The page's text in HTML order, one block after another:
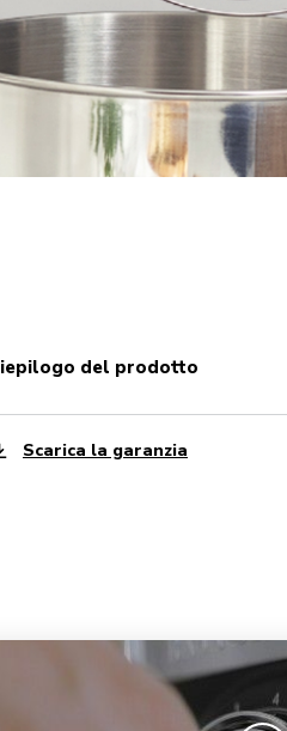
riepilogo del prodotto
Scarica la garanzia